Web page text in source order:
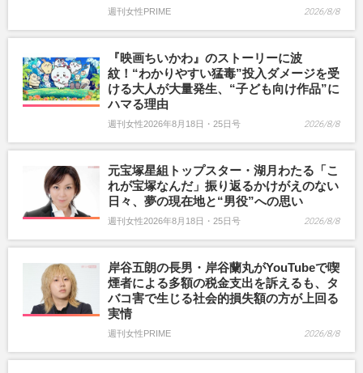
週刊女性PRIME 2026/8/8
『映画ちいかわ』のストーリーに波
紋！“わかりやすい猛毒”投入ダメージを受
ける大人が大量発生、“子ども向け作品”に
ハマる理由
週刊女性2026年8月18日・25日号 2026/8/8
元宝塚星組トップスター・湖月わたる「こ
れが宝塚なんだ」振り返るかけがえのない
日々、夢の現在地と“男役”への思い
週刊女性2026年8月18日・25日号 2026/8/8
岸谷五朗の長男・岸谷蘭丸がYouTubeで喫
煙者による多額の税金支出を訴えるも、タ
バコ害で生じる社会的損失額の方が上回る
実情
週刊女性PRIME 2026/8/8